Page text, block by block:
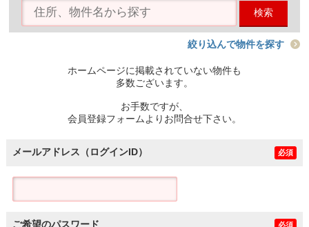
検索
絞り込んで物件を探す
ホームページに掲載されていない物件も
多数ございます。
お手数ですが、
会員登録フォームよりお問合せ下さい。
メールアドレス（ログインID） 必須
ご希望のパスワード 必須